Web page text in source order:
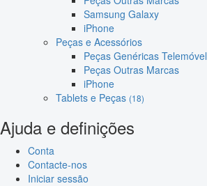
Samsung Galaxy
iPhone
Peças e Acessórios
Peças Genéricas Telemóvel
Peças Outras Marcas
iPhone
Tablets e Peças (18)
Ajuda e definições
Conta
Contacte-nos
Iniciar sessão